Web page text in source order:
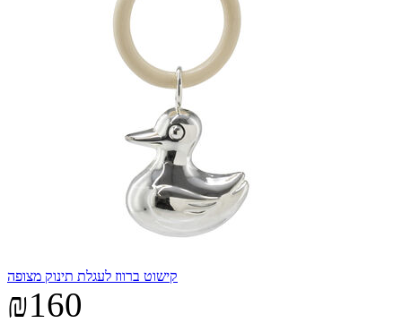
קישוט ברווז לעגלת תינוק מצופה
₪160